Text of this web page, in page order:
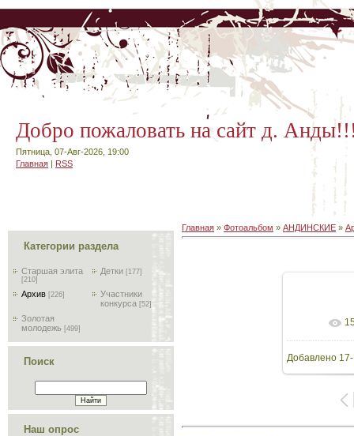
Добро пожаловать на сайт д.
Пятница, 07-Авг-2026, 19:00
Главная | RSS
Категории раздела
Старшая элита
[210]
Детки [177]
Архив [226]
Участники
конкурса [52]
Золотая
молодежь [499]
Поиск
Наш опрос
Главная » Фотоальбом » АНДИНСКИЕ »
В
Добавлено